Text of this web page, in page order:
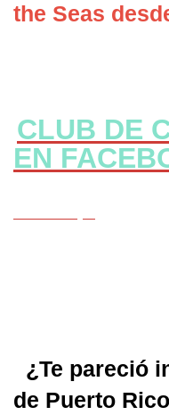
the Seas
CLUB DE
EN
¿Te pareció
de Puerto